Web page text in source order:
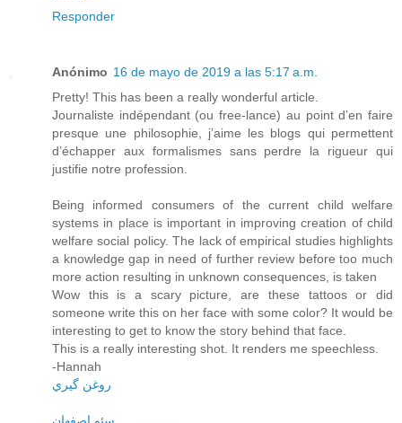
Responder
Anónimo 16 de mayo de 2019 a las 5:17 a.m.
Pretty! This has been a really wonderful article.
Journaliste indépendant (ou free-lance) au point d’en faire
presque une philosophie, j’aime les blogs qui permettent
d’échapper aux formalismes sans perdre la rigueur qui
justifie notre profession.
Being informed consumers of the current child welfare
systems in place is important in improving creation of child
welfare social policy. The lack of empirical studies highlights
a knowledge gap in need of further review before too much
more action resulting in unknown consequences, is taken
Wow this is a scary picture, are these tattoos or did
someone write this on her face with some color? It would be
interesting to get to know the story behind that face.
This is a really interesting shot. It renders me speechless.
-Hannah
روغن گيري